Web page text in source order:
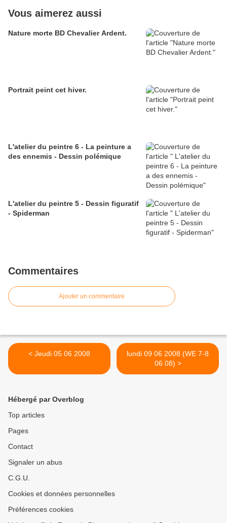
Vous aimerez aussi
Nature morte BD Chevalier Ardent.
Portrait peint cet hiver.
L'atelier du peintre 6 - La peinture a
des ennemis - Dessin polémique
L'atelier du peintre 5 - Dessin figuratif
- Spiderman
Commentaires
Ajouter un commentaire
< Jeudi 05 06 2008
lundi 09 06 2008 (WE 7-8
06 08) >
Hébergé par Overblog
Top articles
Pages
Contact
Signaler un abus
C.G.U.
Cookies et données personnelles
Préférences cookies